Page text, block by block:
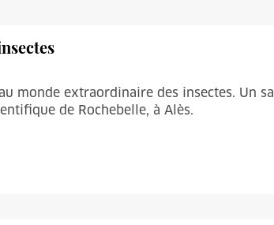
monde extraordinaire des insectes. Un
de Rochebelle, à Alès.